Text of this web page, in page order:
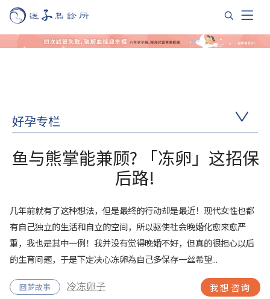
好孕专栏
鱼与熊掌能兼顾? 「冻卵」这招保
后路!
几年前就有了这种想法，但是最终的行动却是最近！现代女性也都
有自己独立的生活和自立的空间，所以驱使社会晚婚化愈来愈严
重，我也是其中一例！我并没有觉得晚婚不好，但真的很担心以后
的生育问题，于是下定决心冻卵為自己多保存一丝希望...
圆梦故事 冷冻卵子 我想咨询